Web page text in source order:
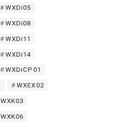
WXDi05
WXDi08
WXDi11
WXDi14
WXDiCP01
WXEX02
WXK03
WXK06